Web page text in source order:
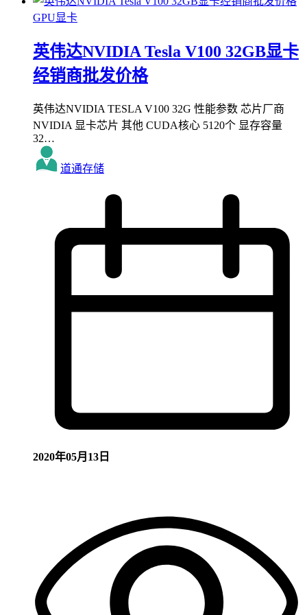
GPU显卡
英伟达NVIDIA Tesla V100 32GB显卡
经销商批发价格
英伟达NVIDIA TESLA V100 32G 性能参数 芯片厂商
NVIDIA 显卡芯片 其他 CUDA核心 5120个 显存容量
32…
道通存储
2020年05月13日